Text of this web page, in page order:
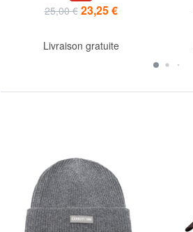
25,00 € 23,25 €
Livraison gratuite